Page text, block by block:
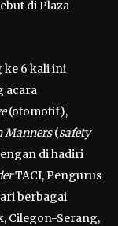
di Plaza
ke 6 kali ini
acara
(otomotif),
Manners(safety
di hadiri
TACI, Pengurus
berbagai
Cilegon-Serang,